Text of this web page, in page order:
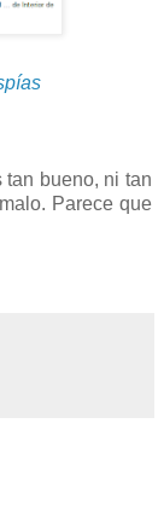
bueno, ni tan
Parece que